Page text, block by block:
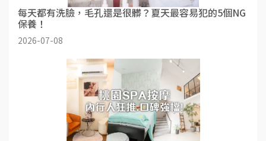
每天都有洗臉，毛孔還是很髒？夏天最容易犯的5個NG
保養！
2026-07-08